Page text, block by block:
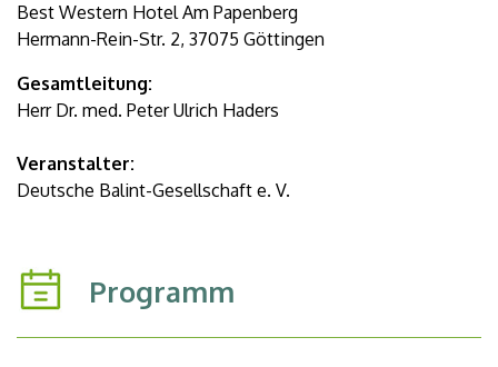
Best Western Hotel Am Papenberg
Hermann-Rein-Str. 2, 37075 Göttingen
Gesamtleitung:
Herr Dr. med. Peter Ulrich Haders
Veranstalter:
Deutsche Balint-Gesellschaft e. V.
Programm